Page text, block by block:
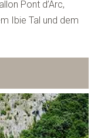
Pont d’Arc,
Ibie Tal und dem